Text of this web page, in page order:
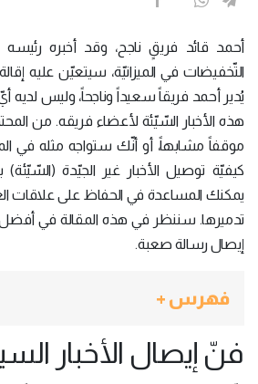
أحمد قائد فريقٍ ناجح، وقد أخبره
التّخفيضات في الميزانيّة، سيتعيّن عليه
يُدير أحمد فريقاً سعيداً وناجحاً، وليس
هذه الأخبار السّيّئة لأعضاء فريقه. من
موقفاً مشابهاً، أو أنّك ستواجه مثله في
كيفيّة توصيل الأخبار غير الجيّدة
يمكنك المساعدة في الحفاظ على علاقات
تدميرها. سننظر في هذه المقالة في
إيصال رسالة صعبة.
فهرس +
فنّ إيصال الأخبار